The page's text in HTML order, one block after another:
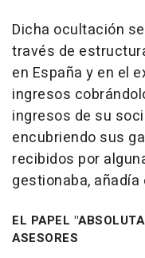
Dicha ocultación
través de
en España y en el
ingresos
ingresos de su
encubriendo sus
recibidos por
gestionaba, añadía
EL PAPEL
ASESORES